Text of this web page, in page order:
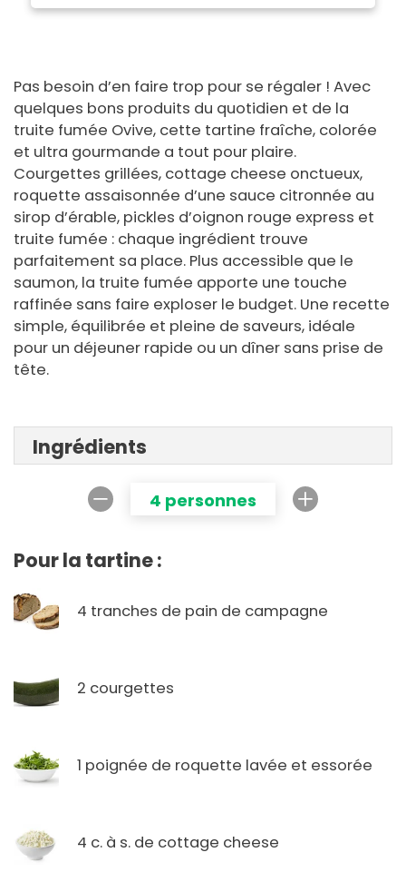
Pas besoin d’en faire trop pour se régaler ! Avec
quelques bons produits du quotidien et de la
truite fumée Ovive, cette tartine fraîche, colorée
et ultra gourmande a tout pour plaire.
Courgettes grillées, cottage cheese onctueux,
roquette assaisonnée d’une sauce citronnée au
sirop d’érable, pickles d’oignon rouge express et
truite fumée : chaque ingrédient trouve
parfaitement sa place. Plus accessible que le
saumon, la truite fumée apporte une touche
raffinée sans faire exploser le budget. Une recette
simple, équilibrée et pleine de saveurs, idéale
pour un déjeuner rapide ou un dîner sans prise de
tête.
Ingrédients
4 personnes
Pour la tartine :
4 tranches de pain de campagne
2 courgettes
1 poignée de roquette lavée et essorée
4 c. à s. de cottage cheese